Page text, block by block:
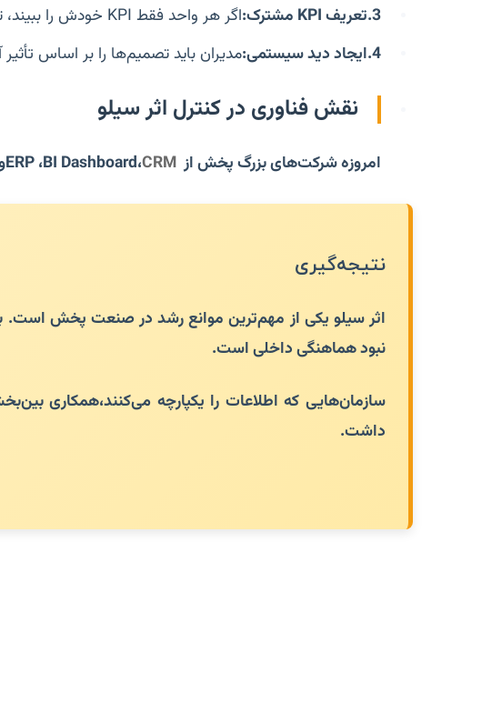
3. تعریف KPI مشترک:
اگر هر واحد فقط KPI خودش را ببیند، تضاد ایجاد می‌شود.
4.ا یجاد دید سیستمی:مدیران باید تصمیم‌ها را بر اساس
نقش فناوری در کنترل اثر سیلو
امروزه شرکت‌های بزرگ پخش از ERP ،BI Dashboard، CRM
نتیجه‌گیری
اثر سیلو یکی از مهم‌ترین موانع رشد در صنعت پخش است.
نبود هماهنگی داخلی است.
سازمان‌هایی که اطلاعات را یکپارچه می‌کنند،همکاری
داشت.